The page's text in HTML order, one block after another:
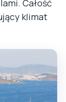
Całość
klimat